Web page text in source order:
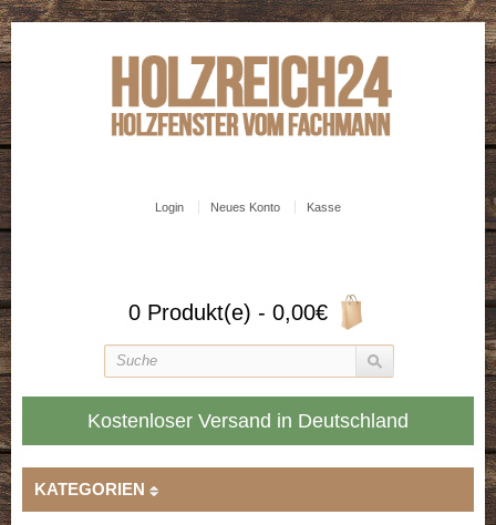
Login Neues Konto Kasse
0 Produkt(e) - 0,00€
Kostenloser Versand in Deutschland
KATEGORIEN